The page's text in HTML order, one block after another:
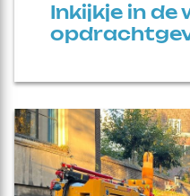
Inkijkje in de